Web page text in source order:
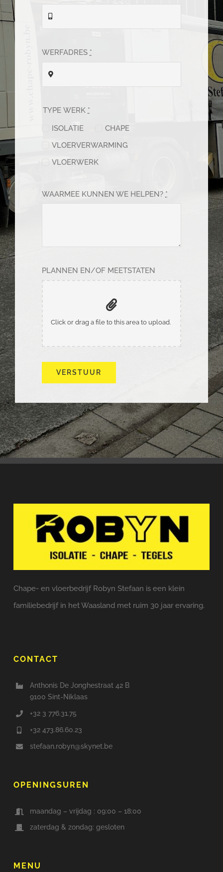
WERFADRES *
TYPE WERK *
ISOLATIE
CHAPE
VLOERVERWARMING
VLOERWERK
WAARMEE KUNNEN WE HELPEN? *
PLANNEN EN/OF MEETSTATEN
VERSTUUR
Chape- en vloerbedrijf Robyn Stefaan is een klein
familiebedrijf in het Waasland met ruim 30 jaar ervaring.
CONTACT
Anthonis De Jonghestraat 42 B
9100 Sint-Niklaas
+32 3 776.31.75
+32 473.86.60.23
stefaan.robyn@skynet.be
OPENINGSUREN
maandag – vrijdag : 09:00 – 18:00
zaterdag & zondag: gesloten
MENU